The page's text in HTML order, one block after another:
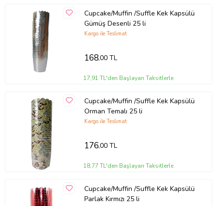
Cupcake/Muffin /Suffle Kek Kapsülü
Gümüş Desenli 25 li
Kargo ile Teslimat
168,00 TL
17,91 TL'den Başlayan Taksitlerle
Cupcake/Muffin /Suffle Kek Kapsülü
Orman Temalı 25 li
Kargo ile Teslimat
176,00 TL
18,77 TL'den Başlayan Taksitlerle
Cupcake/Muffin /Suffle Kek Kapsülü
Parlak Kırmızı 25 li